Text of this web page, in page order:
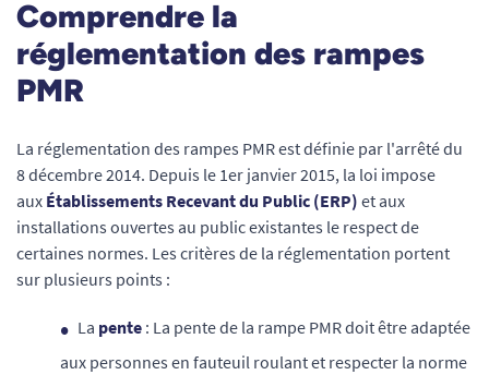
Comprendre la
réglementation des rampes
PMR
La réglementation des rampes PMR est définie par l'arrêté du
8 décembre 2014. Depuis le 1er janvier 2015, la loi impose
aux Établissements Recevant du Public (ERP) et aux
installations ouvertes au public existantes le respect de
certaines normes. Les critères de la réglementation portent
sur plusieurs points :
La pente : La pente de la rampe PMR doit être adaptée
aux personnes en fauteuil roulant et respecter la norme